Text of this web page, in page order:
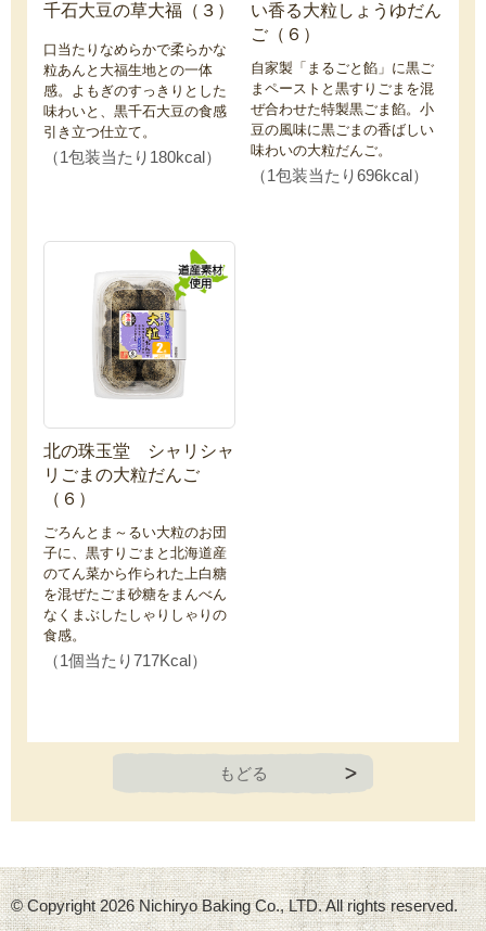
千石大豆の草大福（３）
口当たりなめらかで柔らかな
粒あんと大福生地との一体
感。よもぎのすっきりとした
味わいと、黒千石大豆の食感
引き立つ仕立て。
（1包装当たり180kcal）
い香る大粒しょうゆだん
ご（６）
自家製「まるごと餡」に黒ご
まペーストと黒すりごまを混
ぜ合わせた特製黒ごま餡。小
豆の風味に黒ごまの香ばしい
味わいの大粒だんご。
（1包装当たり696kcal）
北の珠玉堂 シャリシャ
リごまの大粒だんご
（６）
ごろんとま～るい大粒のお団
子に、黒すりごまと北海道産
のてん菜から作られた上白糖
を混ぜたごま砂糖をまんべん
なくまぶしたしゃりしゃりの
食感。
（1個当たり717Kcal）
もどる
© Copyright2026 Nichiryo Baking Co., LTD. All rights reserved.